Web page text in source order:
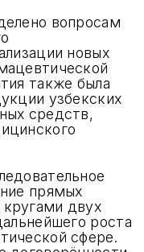
вопросам
новых
также была
узбекских
средств,
прямых
двух
роста
сфере.